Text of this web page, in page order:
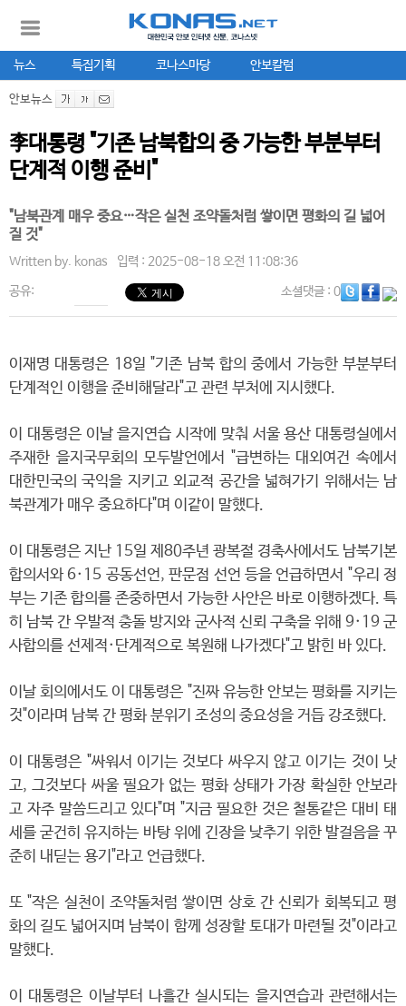
뉴스 특집기획 코나스마당 안보칼럼
안보뉴스
李대통령 "기존 남북합의 중 가능한 부분부터
단계적 이행 준비"
"남북관계 매우 중요…작은 실천 조약돌처럼 쌓이면 평화의 길 넓어
질 것"
Written by. konas 입력 : 2025-08-18 오전 11:08:36
공유: 소셜댓글: 0
이재명 대통령은 18일 "기존 남북 합의 중에서 가능한 부분부터
단계적인 이행을 준비해달라"고 관련 부처에 지시했다.
이 대통령은 이날 을지연습 시작에 맞춰 서울 용산 대통령실에서
주재한 을지국무회의 모두발언에서 "급변하는 대외여건 속에서
대한민국의 국익을 지키고 외교적 공간을 넓혀가기 위해서는 남
북관계가 매우 중요하다"며 이같이 말했다.
이 대통령은 지난 15일 제80주년 광복절 경축사에서도 남북기본
합의서와 6·15 공동선언, 판문점 선언 등을 언급하면서 "우리 정
부는 기존 합의를 존중하면서 가능한 사안은 바로 이행하겠다. 특
히 남북 간 우발적 충돌 방지와 군사적 신뢰 구축을 위해 9·19 군
사합의를 선제적·단계적으로 복원해 나가겠다"고 밝힌 바 있다.
이날 회의에서도 이 대통령은 "진짜 유능한 안보는 평화를 지키는
것"이라며 남북 간 평화 분위기 조성의 중요성을 거듭 강조했다.
이 대통령은 "싸워서 이기는 것보다 싸우지 않고 이기는 것이 낫
고, 그것보다 싸울 필요가 없는 평화 상태가 가장 확실한 안보라
고 자주 말씀드리고 있다"며 "지금 필요한 것은 철통같은 대비 태
세를 굳건히 유지하는 바탕 위에 긴장을 낮추기 위한 발걸음을 꾸
준히 내딛는 용기"라고 언급했다.
또 "작은 실천이 조약돌처럼 쌓이면 상호 간 신뢰가 회복되고 평
화의 길도 넓어지며 남북이 함께 성장할 토대가 마련될 것"이라고
말했다.
이 대통령은 이날부터 나흘간 실시되는 을지연습과 관련해서는